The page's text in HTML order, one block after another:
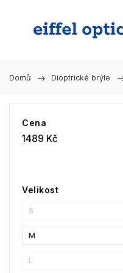
Domů / Dioptrické brýle /
Cena
1489 Kč
Velikost
S
M
L